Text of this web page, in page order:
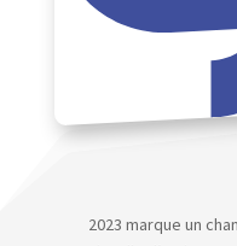
2023 marque un